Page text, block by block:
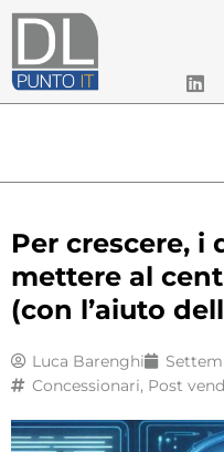
Per crescere, i
mettere al
(con l’aiuto
Luca Barenghi
Concessionari, Post